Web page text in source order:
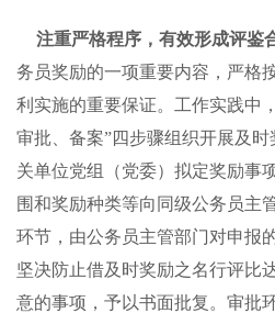
注重严格程序，有效形成评鉴
务员奖励的一项重要内容，严格
利实施的重要保证。工作实践中
审批、备案”四步骤组织开展及
关单位党组（党委）拟定奖励事
围和奖励种类等向同级公务员主
环节，由公务员主管部门对申报
坚决防止借及时奖励之名行评比
意的事项，予以书面批复。审批